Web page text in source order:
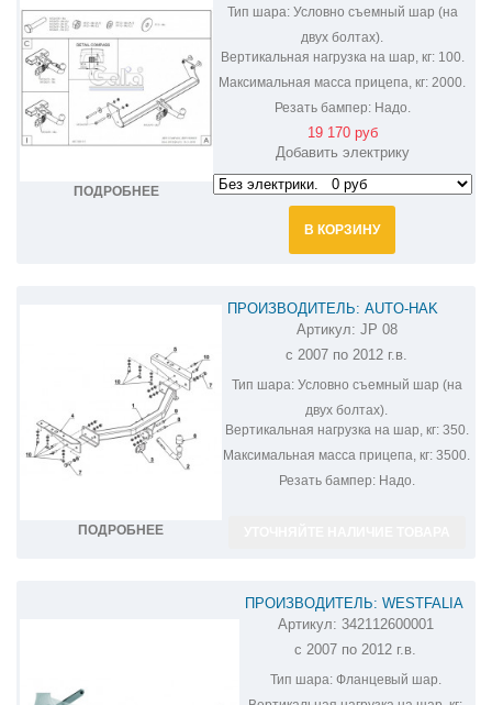
ПОДРОБНЕЕ
Тип шара:Условно съемный шар (на
двух болтах).
Вертикальная нагрузка на шар, кг:100.
Максимальная масса прицепа, кг: 2000.
Резать бампер:Надо.
19 170 руб
Добавить электрику
В КОРЗИНУ
ПОДРОБНЕЕ
ПРОИЗВОДИТЕЛЬ: AUTO-HAK
ФАРКОП НА JEEP LIBERTY JP 08
Артикул: JP 08
с 2007 по 2012 г.в.
Тип шара:Условно съемный шар (на
двух болтах).
Вертикальная нагрузка на шар, кг:350.
Максимальная масса прицепа, кг: 3500.
Резать бампер:Надо.
ПРОИЗВОДИТЕЛЬ: WESTFALIA
ФАРКОП НА JEEP LIBERTY
342112600001
Артикул: 342112600001
с 2007 по 2012 г.в.
Тип шара:Фланцевый шар.